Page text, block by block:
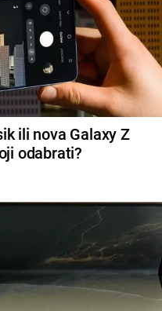
ili nova Galaxy Z
odabrati?